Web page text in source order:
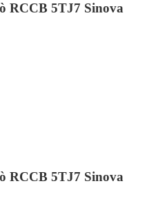
RCCB 5TJ7 Sinova
RCCB 5TJ7 Sinova